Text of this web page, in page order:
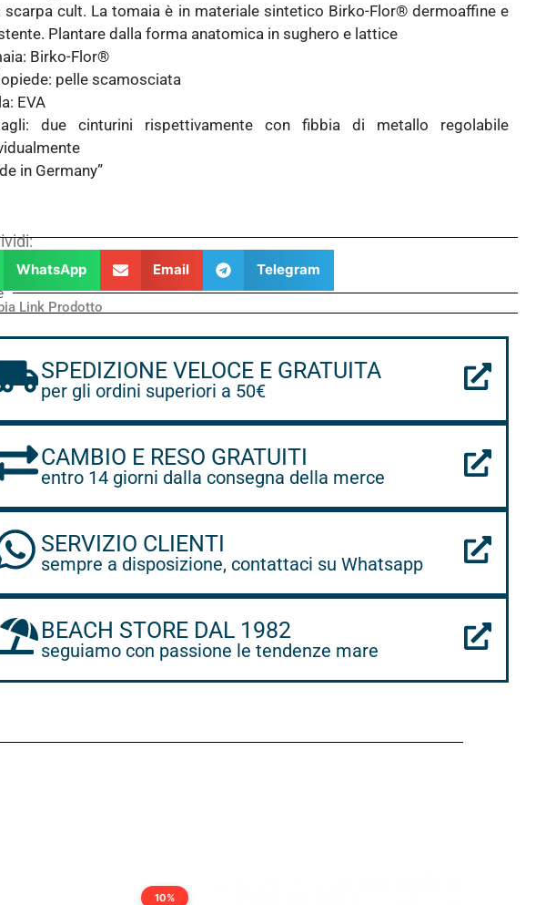
scarpa cult. La tomaia è in materiale sintetico Birko-Flor® dermoaffine e
Plantare dalla forma anatomica in sughero e lattice
Birko-Flor®
pelle scamosciata
EVA
due cinturini rispettivamente con fibbia di metallo regolabile
in Germany”
WhatsApp Email Telegram
Link Prodotto
SPEDIZIONE VELOCE E GRATUITA
per gli ordini superiori a 50€
CAMBIO E RESO GRATUITI
entro 14 giorni dalla consegna della merce
SERVIZIO CLIENTI
sempre a disposizione, contattaci su Whatsapp
BEACH STORE DAL 1982
seguiamo con passione le tendenze mare
10%